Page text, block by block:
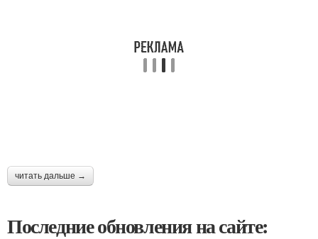
читать дальше →
Последние обновления на сайте: